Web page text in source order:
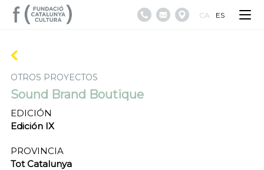
CA ES
OTROS PROYECTOS
Sound Brand Boutique
EDICIÓN
Edición IX
PROVINCIA
Tot Catalunya